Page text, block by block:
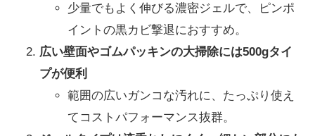
少量でもよく伸びる濃密ジェルで、ピンポ
イントの黒カビ撃退におすすめ。
広い壁面やゴムパッキンの大掃除には500gタイ
プが便利
範囲の広いガンコな汚れに、たっぷり使え
てコストパフォーマンス抜群。